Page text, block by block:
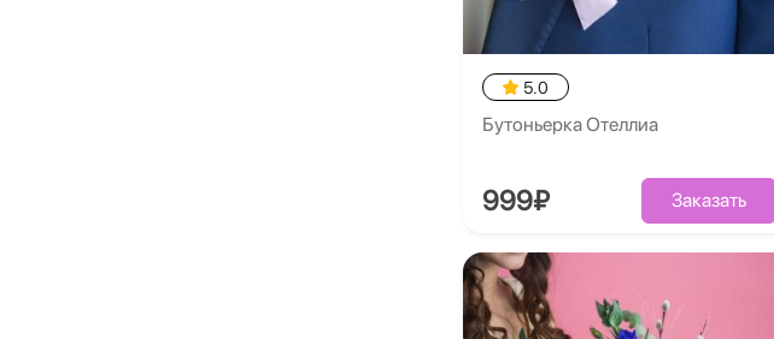
5.0
Бутоньерка Отеллиа
999₽ Заказать